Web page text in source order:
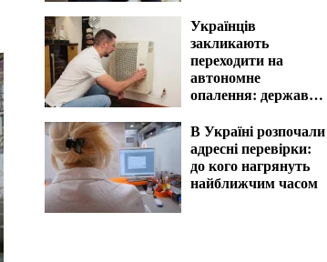
Українців
закликають
переходити на
автономне
опалення: держава
В Україні розпочали
адресні перевірки:
до кого нагрянуть
найближчим часом